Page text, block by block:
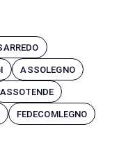
ASSOLEGNO
ASSOTENDE
FEDECOMLEGNO